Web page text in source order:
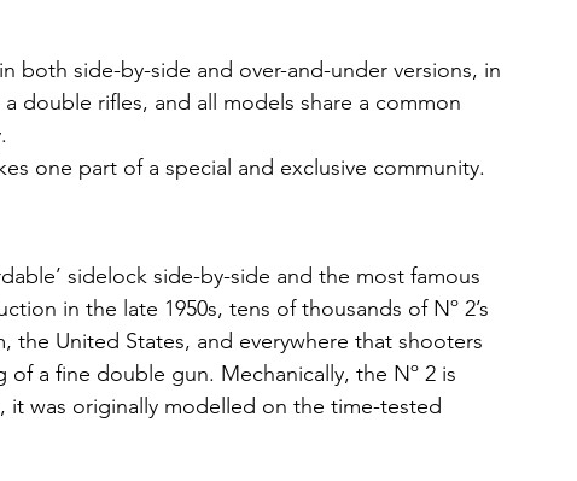
both side-by-side and over-and-under versions, in
double rifles, and all models share a common
one part of a special and exclusive community.
sidelock side-by-side and the most famous
in the late 1950s, tens of thousands of Nº 2’s
the United States, and everywhere that shooters
a fine double gun. Mechanically, the Nº 2 is
it was originally modelled on the time-tested